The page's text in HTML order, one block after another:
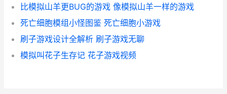
比模拟山羊更BUG的游戏 像模拟山羊一样的游戏
死亡细胞模组小怪图鉴 死亡细胞小游戏
刷子游戏设计全解析 刷子游戏无聊
模拟叫花子生存记 花子游戏视频